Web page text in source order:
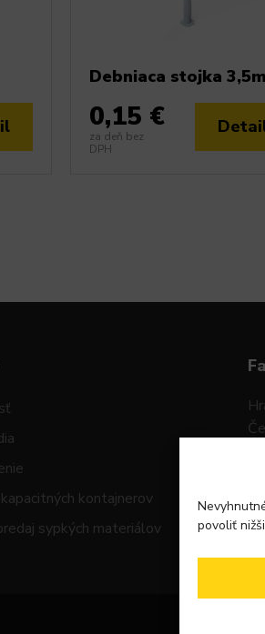
povoliť
Debniaca stojka
0,15 €
za deň bez
DPH
kontajnerov
sypkých materiálov